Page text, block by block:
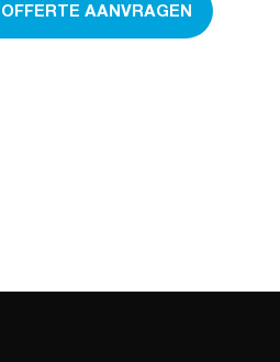
OFFERTE AANVRAGEN